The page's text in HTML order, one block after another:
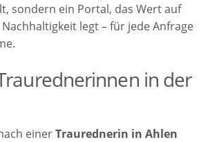
sondern ein Portal, das Wert auf
legt – für jede Anfrage
in der
einerTraurednerin in Ahlen